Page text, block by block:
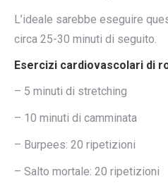
L’ideale sarebbe eseguire
circa 25-30 minuti di seguito.
Esercizi cardiovascolari di
– 5 minuti di stretching
– 10 minuti di camminata
– Burpees: 20 ripetizioni
– Salto mortale: 20 ripetizioni